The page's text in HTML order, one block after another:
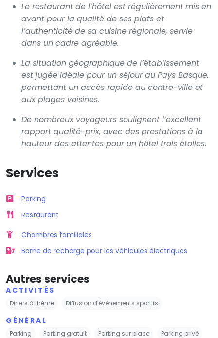
Le restaurant de l’hôtel est régulièrement mis en
avant pour la qualité de ses plats et
l’authenticité de sa cuisine régionale, servie
dans un cadre agréable.
La situation géographique de l’établissement
est jugée idéale pour un séjour au Pays Basque,
permettant un accès rapide au centre-ville et
aux plages voisines.
De nombreux voyageurs soulignent l’excellent
rapport qualité-prix, avec des prestations à la
hauteur des attentes pour un hôtel trois étoiles.
Services
Parking
Restaurant
Chambres familiales
Borne de recharge pour les véhicules électriques
Autres services
ACTIVITÉS
Dîners à thème Diffusion d'événements sportifs
GÉNÉRAL
Parking Parking gratuit Parking sur place Parking privé